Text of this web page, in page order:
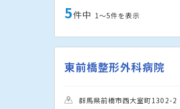
5件中 1〜5件を表示
東前橋整形外科病院
群馬県前橋市西大室町1302-2